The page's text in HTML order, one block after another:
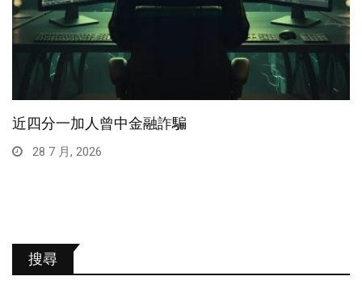
近四分一加人曾中金融詐騙
28 7 月, 2026
搜尋